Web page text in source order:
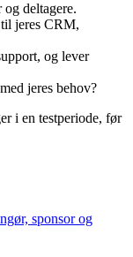
og deltagere.
jeres CRM,
og lever
jeres behov?
i en testperiode, før
sponsor og